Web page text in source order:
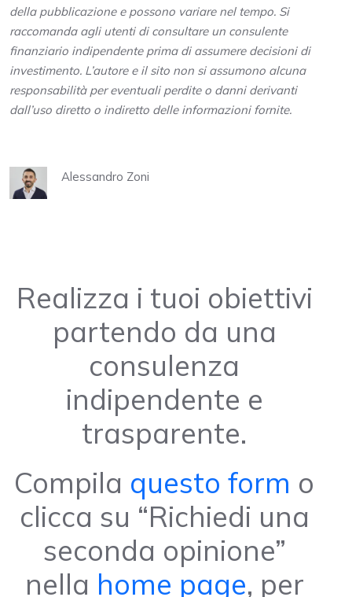
della pubblicazione e possono variare nel tempo. Si
raccomanda agli utenti di consultare un consulente
finanziario indipendente prima di assumere decisioni di
investimento. L’autore e il sito non si assumono alcuna
responsabilità per eventuali perdite o danni derivanti
dall’uso diretto o indiretto delle informazioni fornite.
Alessandro Zoni
Realizza i tuoi obiettivi
partendo da una
consulenza
indipendente e
trasparente.
Compila questo form o
clicca su “Richiedi una
seconda opinione”
nella home page, per